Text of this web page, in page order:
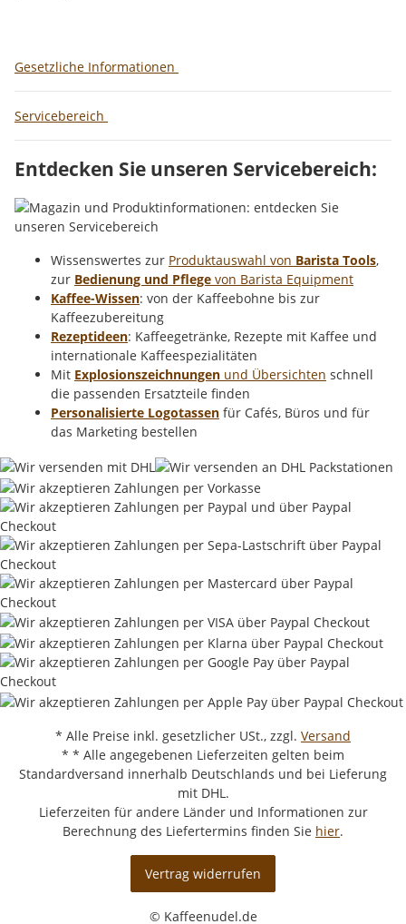
Gesetzliche Informationen
Servicebereich
Entdecken Sie unseren Servicebereich:
Wissenswertes zur Produktauswahl von Barista Tools,
zur Bedienung und Pflege von Barista Equipment
Kaffee-Wissen: von der Kaffeebohne bis zur
Kaffeezubereitung
Rezeptideen: Kaffeegetränke, Rezepte mit Kaffee und
internationale Kaffeespezialitäten
Mit Explosionszeichnungen und Übersichten schnell
die passenden Ersatzteile finden
Personalisierte Logotassen für Cafés, Büros und für
das Marketing bestellen
* Alle Preise inkl. gesetzlicher USt., zzgl. Versand
* * Alle angegebenen Lieferzeiten gelten beim
Standardversand innerhalb Deutschlands und bei Lieferung
mit DHL.
Lieferzeiten für andere Länder und Informationen zur
Berechnung des Liefertermins finden Sie hier.
Vertrag widerrufen
© Kaffeenudel.de